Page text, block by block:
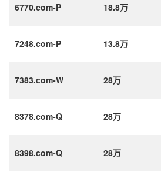
6770.com-P 18.8万
7248.com-P 13.8万
7383.com-W 28万
8378.com-Q 28万
8398.com-Q 28万